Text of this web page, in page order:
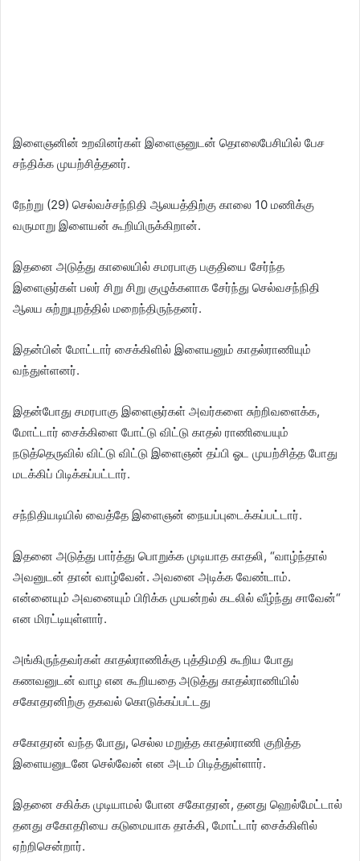
இளைஞனின் உறவினர்கள் இளைஞனுடன் தொலைபேசியில் பேச
சந்திக்க முயற்சித்தனர்.
நேற்று (29) செல்வச்சந்நிதி ஆலயத்திற்கு காலை 10 மணிக்கு
வருமாறு இளையன் கூறியிருக்கிறான்.
இதனை அடுத்து காலையில் சமரபாகு பகுதியை சேர்ந்த
இளைஞர்கள் பலர் சிறு சிறு குழுக்களாக சேர்ந்து செல்வசந்நிதி
ஆலய சுற்றுபுறத்தில் மறைந்திருந்தனர்.
இதன்பின் மோட்டார் சைக்கிளில் இளையனும் காதல்ராணியும்
வந்துள்ளனர்.
இதன்போது சமரபாகு இளைஞர்கள் அவர்களை சுற்றிவளைக்க,
மோட்டார் சைக்கிளை போட்டு விட்டு காதல் ராணியையும்
நடுத்தெருவில் விட்டு விட்டு இளைஞன் தப்பி ஓட முயற்சித்த போது
மடக்கிப் பிடிக்கப்பட்டார்.
சந்நிதியடியில் வைத்தே இளைஞன் நையப்புடைக்கப்பட்டார்.
இதனை அடுத்து பார்த்து பொறுக்க முடியாத காதலி, “வாழ்ந்தால்
அவனுடன் தான் வாழ்வேன். அவனை அடிக்க வேண்டாம்.
என்னையும் அவனையும் பிரிக்க முயன்றல் கடலில் வீழ்ந்து சாவேன்“
என மிரட்டியுள்ளார்.
அங்கிருந்தவர்கள் காதல்ராணிக்கு புத்திமதி கூறிய போது
கணவனுடன் வாழ என கூறியதை அடுத்து காதல்ராணியில்
சகோதரனிற்கு தகவல் கொடுக்கப்பட்டது
சகோதரன் வந்த போது, செல்ல மறுத்த காதல்ராணி குறித்த
இளையனுடனே செல்வேன் என அடம் பிடித்துள்ளார்.
இதனை சகிக்க முடியாமல் போன சகோதரன், தனது ஹெல்மேட்டால்
தனது சகோதரியை கடுமையாக தாக்கி, மோட்டார் சைக்கிளில்
ஏற்றிசென்றார்.